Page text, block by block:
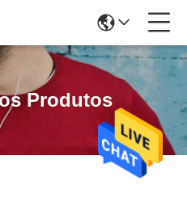
Produtos